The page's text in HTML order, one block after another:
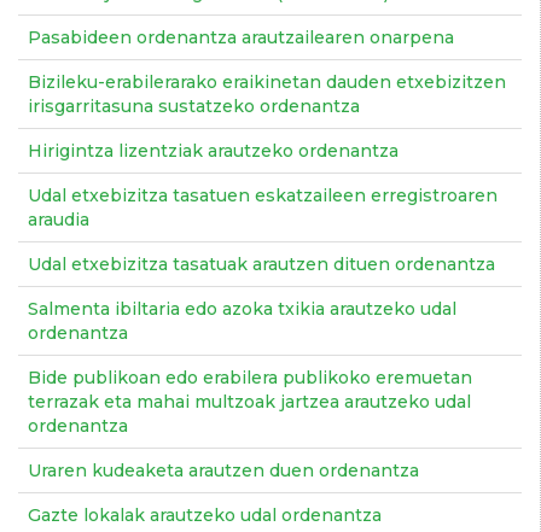
Pasabideen ordenantza arautzailearen onarpena
Bizileku-erabilerarako eraikinetan dauden etxebizitzen
irisgarritasuna sustatzeko ordenantza
Hirigintza lizentziak arautzeko ordenantza
Udal etxebizitza tasatuen eskatzaileen erregistroaren
araudia
Udal etxebizitza tasatuak arautzen dituen ordenantza
Salmenta ibiltaria edo azoka txikia arautzeko udal
ordenantza
Bide publikoan edo erabilera publikoko eremuetan
terrazak eta mahai multzoak jartzea arautzeko udal
ordenantza
Uraren kudeaketa arautzen duen ordenantza
Gazte lokalak arautzeko udal ordenantza